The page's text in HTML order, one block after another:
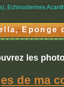
Echinodermes
Eponge
les
de ma